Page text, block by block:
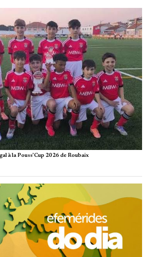
à la Pouss’Cup 2026 de Roubaix